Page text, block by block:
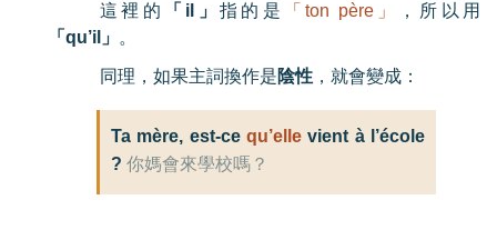
這裡的 「 il 」指的是 「ton père」
，所以用
「 qu’il 」 。
同理，如果主詞換作是陰性 ，就會變成：
Ta mère, est-ce qu’elle vient à l’école
? 你媽會來學校嗎？